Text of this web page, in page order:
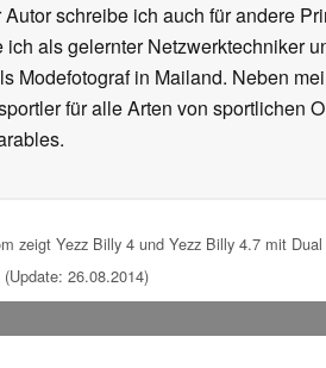
schreibe ich auch für andere
als gelernter Netzwerktechniker
in Mailand. Neben
für alle Arten von sportlichen
zeigt Yezz Billy 4 und Yezz Billy 4.7 mit
26.08.2014)